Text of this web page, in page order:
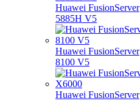
Huawei FusionServer
5885H V5
Huawei FusionServer
8100 V5
Huawei FusionServer